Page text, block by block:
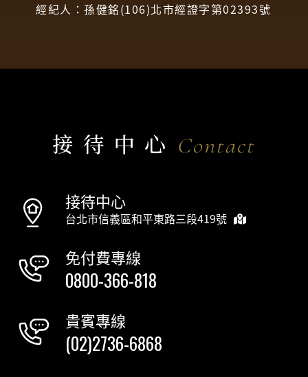
經紀人：孫健銘(106)北市經證字第02393號
接待中心 Contact
接待中心
台北市信義區和平東路三段419號
免付費專線
0800-366-818
貴賓專線
(02)2736-6868